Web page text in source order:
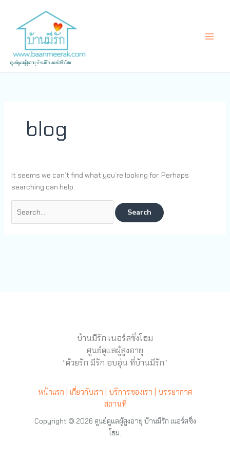
content
ศูนย์ดูแลผู้สูงอายุ บ้านมีรัก เนอร์สซิ่งโฮม
blog
It seems we can’t find what you’re looking for. Perhaps
searching can help.
บ้านมีรัก เนอร์สซิ่งโฮม
ศูนย์ดูแลผู้สูงอายุ
“ด้วยรัก มีรัก อบอุ่น ที่บ้านมีรัก”
หน้าแรก | เกี่ยวกับเรา | บริการของเรา | บรรยากาศ
สถานที่
Copyright © 2026 ศูนย์ดูแลผู้สูงอายุ บ้านมีรัก เนอร์สซิ่ง
โฮม.